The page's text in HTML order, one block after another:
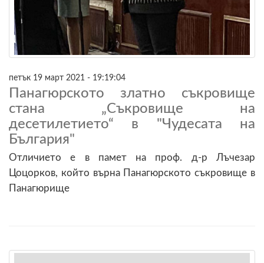
петък 19 март 2021 - 19:19:04
Панагюрското златно съкровище
стана „Съкровище на
десетилетието“ в "Чудесата на
България"
Отличието е в памет на проф. д-р Лъчезар
Цоцорков, който върна Панагюрското съкровище в
Панагюрище